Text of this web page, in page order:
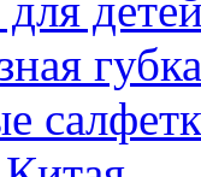
губка